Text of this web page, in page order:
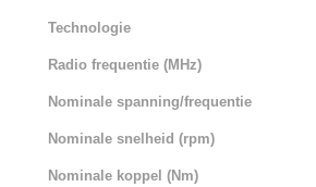
Technologie
Radio frequentie (MHz)
Nominale spanning/frequentie
Nominale snelheid (rpm)
Nominale koppel (Nm)